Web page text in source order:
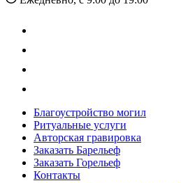
Благоустройство могил
Ритуальные услуги
Авторская гравировка
Заказать Барельеф
Заказать Горельеф
Контакты